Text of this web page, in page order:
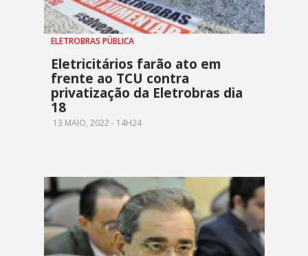
ELETROBRAS PÚBLICA
Eletricitários farão ato em
frente ao TCU contra
privatização da Eletrobras dia
18
13 MAIO, 2022 - 14H24